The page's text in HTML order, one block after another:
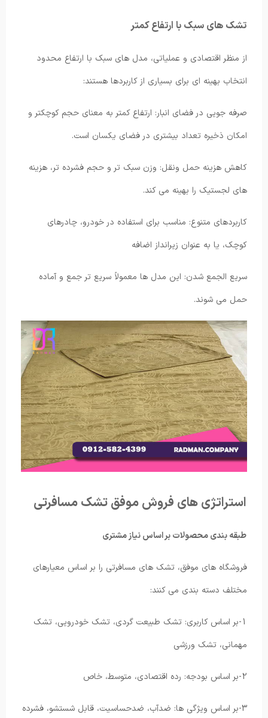
تشک های سبک با ارتفاع کمتر
از منظر اقتصادی و عملیاتی، مدل های سبک با ارتفاع محدود
انتخاب بهینه ای برای بسیاری از کاربردها هستند:
صرفه جویی در فضای انبار: ارتفاع کمتر به معنای حجم کوچکتر و
امکان ذخیره تعداد بیشتری در فضای یکسان است.
کاهش هزینه حمل ونقل: وزن سبک تر و حجم فشرده تر، هزینه
های لجستیک را بهینه می کند.
کاربردهای متنوع: مناسب برای استفاده در خودرو، چادرهای
کوچک، یا به عنوان زیرانداز اضافه
سریع الجمع شدن: این مدل ها معمولاً سریع تر جمع و آماده
حمل می شوند.
استراتژی های فروش موفق تشک مسافرتی
طبقه بندی محصولات بر اساس نیاز مشتری
فروشگاه های موفق، تشک های مسافرتی را بر اساس معیارهای
مختلف دسته بندی می کنند:
1-بر اساس کاربری: تشک طبیعت گردی، تشک خودرویی، تشک
مهمانی، تشک ورزشی
2-بر اساس بودجه: رده اقتصادی، متوسط، خاص
3-بر اساس ویژگی ها: ضدآب، ضدحساسیت، قابل شستشو، فشرده